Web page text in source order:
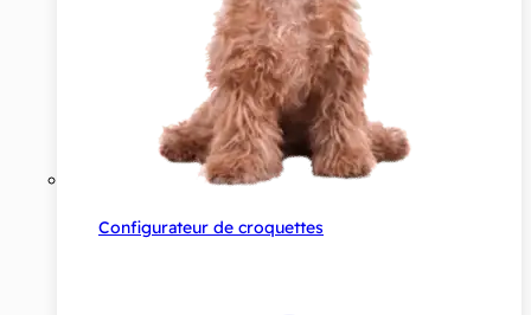
Configurateur de croquettes